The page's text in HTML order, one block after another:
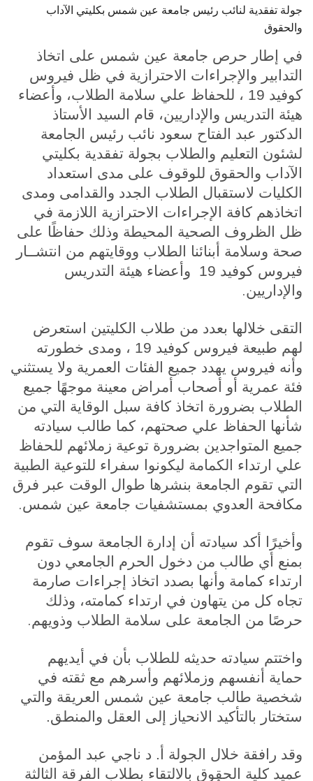
سجل الان
جولة تفقدية لنائب رئيس جامعة عين شمس بكليتي الآداب
والحقوق
في إطار حرص جامعة عين شمس على اتخاذ
التدابير والإجراءات الاحترازية في ظل فيروس
كوفيد 19 ، للحفاظ علي سلامة الطلاب، وأعضاء
هيئة التدريس والإداريين، قام السيد الأستاذ
الدكتور عبد الفتاح سعود نائب رئيس الجامعة
لشئون التعليم والطلاب بجولة تفقدية بكليتي
الآداب والحقوق للوقوف على مدى استعداد
الكليات لاستقبال الطلاب الجدد والقدامى ومدى
اتخاذهم كافة الإجراءات الاحترازية اللازمة في
ظل الظروف الصحية المحيطة وذلك حفاظًا على
صحة وسلامة أبنائنا الطلاب ووقايتهم من انتشــار
فيروس كوفيد 19 وأعضاء هيئة التدريس
والإداريين.
التقى خلالها بعدد من طلاب الكليتين استعرض
لهم طبيعة فيروس كوفيد 19 ، ومدى خطورته
وأنه فيروس يهدد جميع الفئات العمرية ولا يستثني
فئة عمرية أو أصحاب أمراض معينة موجهًا جميع
الطلاب بضرورة اتخاذ كافة سبل الوقاية التي من
شأنها الحفاظ علي صحتهم، كما طالب سيادته
جميع المتواجدين بضرورة توعية زملائهم للحفاظ
علي ارتداء الكمامة ليكونوا سفراء للتوعية الطبية
التي تقوم الجامعة بنشرها طوال الوقت عبر فرق
مكافحة العدوي بمستشفيات جامعة عين شمس.
وأخيرًا أكد سيادته أن إدارة الجامعة سوف تقوم
بمنع أي طالب من دخول الحرم الجامعي دون
ارتداء كمامة وأنها بصدد اتخاذ إجراءات صارمة
تجاه كل من يتهاون في ارتداء كمامته، وذلك
حرصًا من الجامعة على سلامة الطلاب وذويهم.
واختتم سيادته حديثه للطلاب بأن في أيديهم
حماية أنفسهم وزملائهم وأسرهم مع ثقته في
شخصية طالب جامعة عين شمس العريقة والتي
ستختار بالتأكيد الانحياز إلى العقل والمنطق.
وقد رافقة خلال الجولة أ. د ناجي عبد المؤمن
عميد كلية الحقوق بالالتقاء بطلاب الفرقة الثالثة